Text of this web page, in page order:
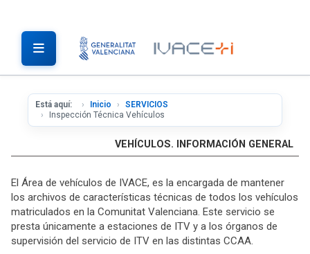
Está aquí: Inicio
SERVICIOS
Inspección Técnica Vehículos
VEHÍCULOS. INFORMACIÓN GENERAL
El Área de vehículos de IVACE, es la encargada de mantener
los archivos de características técnicas de todos los vehículos
matriculados en la Comunitat Valenciana. Este servicio se
presta únicamente a estaciones de ITV y a los órganos de
supervisión del servicio de ITV en las distintas CCAA.